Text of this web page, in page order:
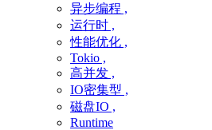
异步编程 ,
运行时 ,
性能优化 ,
Tokio ,
高并发 ,
IO密集型 ,
磁盘IO ,
Runtime